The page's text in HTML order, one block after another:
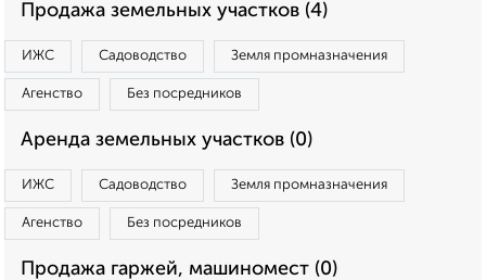
Продажа земельных участков (4)
ИЖС Садоводство Земля промназначения
Агенство Без посредников
Аренда земельных участков (0)
ИЖС Садоводство Земля промназначения
Агенство Без посредников
Продажа гаржей, машиномест (0)